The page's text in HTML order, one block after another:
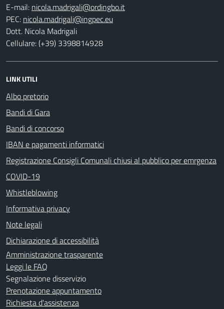
E-mail:
PEC:
Dott. Nicola Madrigali
Cellulare: (+39) 3398814928
LINK UTILI
Albo pretorio
Bandi di Gara
Bandi di concorso
IBAN e pagamenti informatici
Registrazione Consigli Comunali chiusi al pubblico per emrgenza
COVID-19
Whistleblowing
Informativa privacy
Note legali
Dichiarazione di accessibilità
Amministrazione trasparente
Leggi le FAQ
Segnalazione disservizio
Prenotazione appuntamento
Richiesta d'assistenza